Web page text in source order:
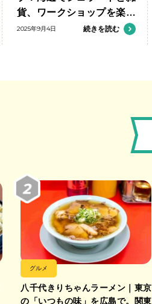
貨、ワークショップを楽し
む
2025年9月4日 続きを読む
グルメ
八千代きりちゃんラーメン｜東京
の「いつもの味」を広島で。関東